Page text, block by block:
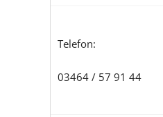
Telefon:
03464 / 57 91 44